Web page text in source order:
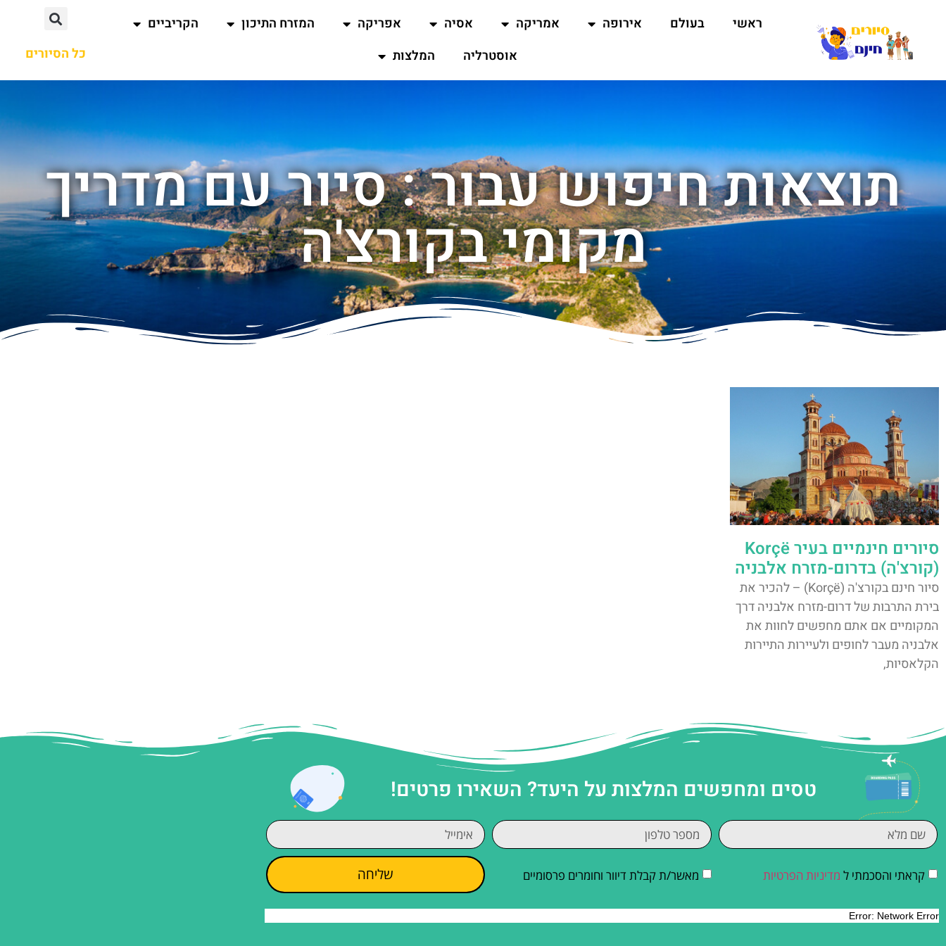
ראשי בעולם אירופה אמריקה אסיה אפריקה המזרח התיכון
הקריביים
אוסטרליה
המלצות כל הסיורים
תוצאות חיפוש עבור : סיור עם מדריך
מקומי בקורצ'ה
סיורים חינמיים בעיר Korçë
(קורצ'ה) בדרום-מזרח אלבניה
סיור חינם בקורצ'ה (Korçë) – להכיר את
בירת התרבות של דרום-מזרח אלבניה דרך
המקומיים אם אתם מחפשים לחוות את
אלבניה מעבר לחופים ולעיירות התיירות
הקלאסיות,
טסים ומחפשים המלצות על היעד? השאירו פרטים!
קראתי והסכמתי ל מדיניות הפרטיות מאשר/ת קבלת דיוור וחומרים פרסומיים שליחה